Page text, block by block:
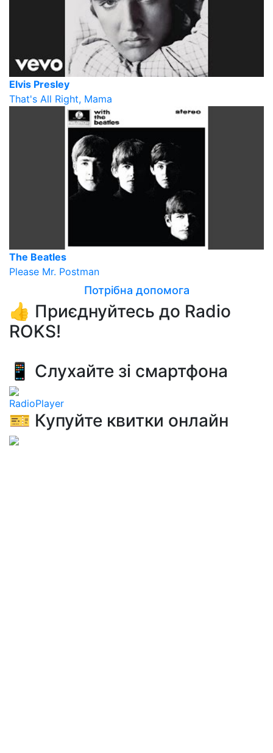
Elvis Presley
That's All Right, Mama
The Beatles
Please Mr. Postman
Потрібна допомога
👍 Приєднуйтесь до Radio
ROKS!
📱 Слухайте зі смартфона
RadioPlayer
🎫 Купуйте квитки онлайн